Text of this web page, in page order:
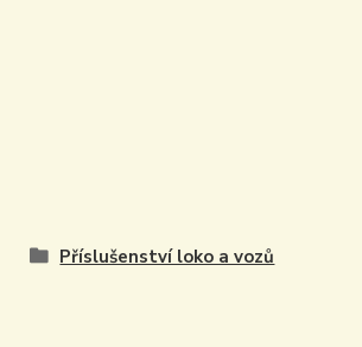
Příslušenství loko a vozů